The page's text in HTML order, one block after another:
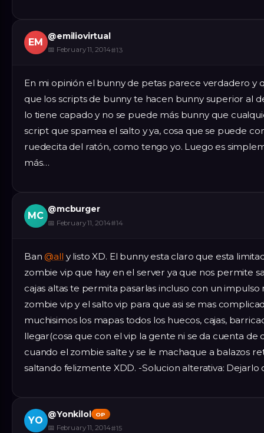
EM
@emiliovirtual
📅 February 11, 2014#13
En mi opinión el bunny de petas parece verdadero y
que los scripts de bunny te hacen bunny superior al
lo tiene capado y no se puede más bunny que
script que spamea el salto y ya, cosa que se puede
ruedecita del ratón, como tengo yo. Luego es
más…
MC
@mcburger
📅 February 11, 2014#14
Ban @all y listo XD. El bunny esta claro que esta
zombie vip que hay en el server ya que nos permite
cajas altas te permita pasarlas incluso con un
zombie vip y el salto vip para que asi se mas
muchisimos los mapas todos los huecos, cajas,
llegar(cosa que con el vip la gente ni se da cuenta de
cuando el zombie salte y se le machaque a balazos
saltando felizmente XDD. -Solucion alterativa: Dejarlo
YO
@Yonkilol OP
📅 February 11, 2014#15